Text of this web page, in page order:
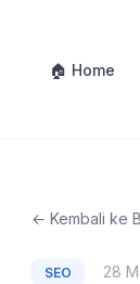
🏠 Home
← Kembali ke
SEO 28